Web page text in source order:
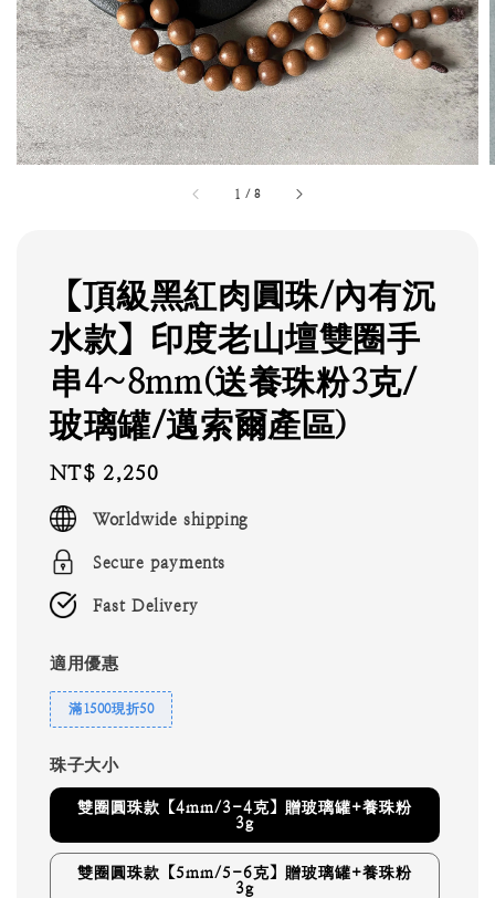
1 /8
【頂級黑紅肉圓珠/內有沉
水款】印度老山壇雙圈手
串4~8mm(送養珠粉3克/
玻璃罐/邁索爾產區)
Regular
price
NT$ 2,250
Worldwide shipping
Secure payments
Fast Delivery
適用優惠
滿1500現折50
珠子大小
雙圈圓珠款【4mm/3-4克】贈玻璃罐+養珠粉
3g
雙圈圓珠款【5mm/5-6克】贈玻璃罐+養珠粉
3g